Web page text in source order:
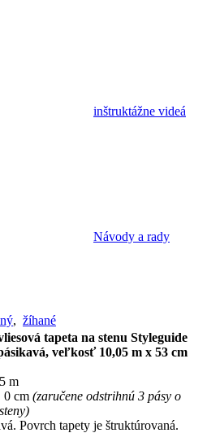
inštruktážne videá
Návody a rady
, žíhané
tapeta na stenu Styleguide
veľkosť 10,05 m x 53 cm
m
0 cm (zaručene odstrihnú 3 pásy o
Povrch tapety je štruktúrovaná.